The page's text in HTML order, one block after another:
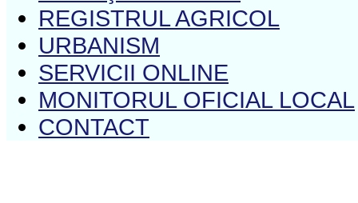
REGISTRUL AGRICOL
URBANISM
SERVICII ONLINE
MONITORUL OFICIAL LOCAL
CONTACT